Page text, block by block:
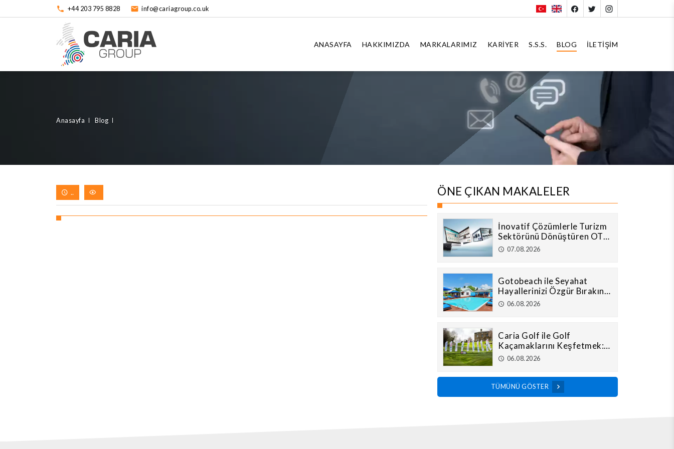
+44 203 795 8828 info@cariagroup.co.uk
ANASAYFA HAKKIMIZDA MARKALARIMIZ KARIYER S.S.S. BLOG İLETIŞIM
Anasayfa Blog
.. ÖNE ÇIKAN MAKALELER
İnovatif Çözümlerle Turizm
Sektörünü Dönüştüren OTP
Software
07.08.2026
Gotobeach ile Seyahat
Hayallerinizi Özgür Bırakın:
Dünyayı Kolaylıkla Keşfedin
06.08.2026
Caria Golf ile Golf
Kaçamaklarını Keşfetmek:
Benzersiz Destinasyonları
06.08.2026
TÜMÜNÜ GÖSTER